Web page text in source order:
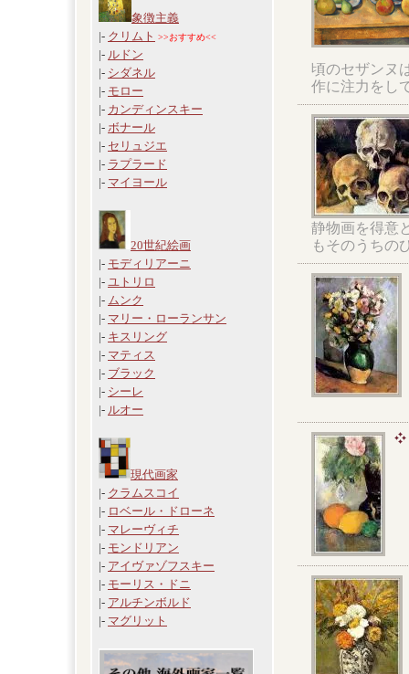
象徴主義
|- クリムト >>おすすめ<<
|- ルドン
|- シダネル
|- モロー
|- カンディンスキー
|- ボナール
|- セリュジエ
|- ラプラード
|- マイヨール
20世紀絵画
|- モディリアーニ
|- ユトリロ
|- ムンク
|- マリー・ローランサン
|- キスリング
|- マティス
|- ブラック
|- シーレ
|- ルオー
現代画家
|- クラムスコイ
|- ロベール・ドローネ
|- マレーヴィチ
|- モンドリアン
|- アイヴァゾフスキー
|- モーリス・ドニ
|- アルチンボルド
|- マグリット
頃のセザンヌ
作に注力をし
静物画を得意
もそのうちの